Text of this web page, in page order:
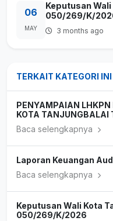
06
MAY
Keputusan
050/269/K/
3 months ago
TERKAIT KATEGORI INI
PENYAMPAIAN LHKPN
KOTA TANJUNGBALAI
Baca selengkapnya
Laporan Keuangan
Baca selengkapnya
Keputusan Wali Kota
050/269/K/2026